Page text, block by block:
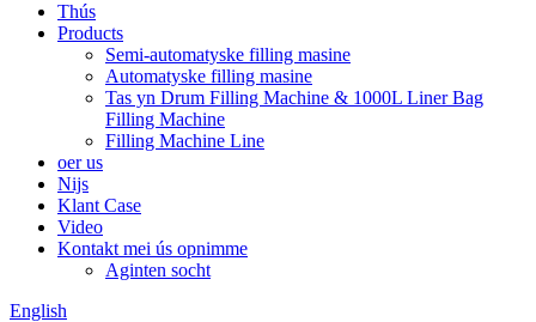
Thús
Products
Semi-automatyske filling masine
Automatyske filling masine
Tas yn Drum Filling Machine & 1000L Liner Bag
Filling Machine
Filling Machine Line
oer us
Nijs
Klant Case
Video
Kontakt mei ús opnimme
Aginten socht
English